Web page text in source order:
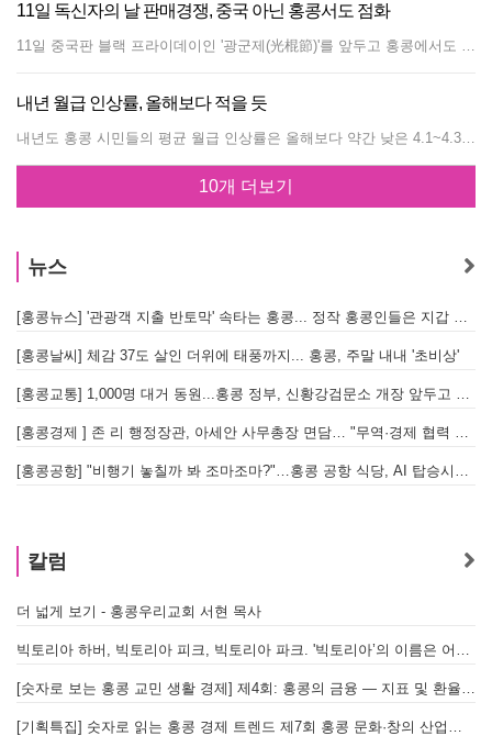
11일 독신자의 날 판매경쟁, 중국 아닌 홍콩서도 점화
11일 중국판 블랙 프라이데이인 '광군제(光棍節)'를 앞두고 홍콩에서도 업체들간 판매 경쟁이 속도를 내고 있다. 홍콩의 경제일간 신보(信報)의 8일 보도에 따르면 대형포털 사이트인 야후 홍콩은 자사 쇼핑몰에 이날 대만 브랜드 100개를 입점시켜 판매를 시작한다고 전날 밝혔다. 야후 대만홍콩 전자상거래(EC) 총괄인 재키 왕(王志仁) 부사장은 "홍콩과 대만은 문화도, EC에서 구매하는 상품도 비슷하다"면서 "홍콩 사용자 수익은 대만인의 2.4배이기 때문에 EC 성장성은 크다"고 지적했다. 또 내년에는 대만 시장에 홍콩 제품을 판매할 예정이라고 덧붙였다. 야후 홍콩은 배송비를 1kg 당 약 24 홍콩달러으로 책정했다. 홍콩-대만 간 거래를 늘려 시장 거래를 활성화시키겠다는 전략으로 풀이된다. 앞서 중국 스마트폰 제조업체 샤오미는 11일 홍콩에서 스마트폰을 '1 홍콩달러'에 판매하는 이벤트를 개최한다고 밝혔다. 샤오미는 4일 홍콩에서 '진격의 샤오미'라는 테마로 1 홍콩달러세일을 실시하고 최신 스마트폰 '훙미(紅米) NOTE 2'도 첫선을 보일 예정이라고 발표했다. 이에 따라 샤오미는 웨어러블 기기인 '미밴드(판매가격 99 홍콩달러)'나 샤오미 NOTE(판매가격 1400 홍콩달러)' 등을 이날 낮 12시부터 홍콩 공식 사이트를 통해 1 홍콩달러에 판매할 예정이다. 단, 수량은 미밴드가 60개, 훙미 NOTE 2가 10대, 샤오미 NOTE가 3대로 한정했다.
내년 월급 인상률, 올해보다 적을 듯
내년도 홍콩 시민들의 평균 월급 인상률은 올해보다 약간 낮은 4.1~4.3%대가 될 것으로 보인다. 건설 부문 노동자들이 평균 4.8~5.3%의 가장 높은 인상률을 적용받을 것으로 기대되며 침체를 겪고 있는 소매 경기 부문의 평균 월급은 3.5~3.9%대로 평균에 미치지 못할 것으로 예상했다. 홍콩 침례대학과 홍콩 인력관리 위원회가 지난 7월부터 9월까지 88개 회사 약 8만여 명의 근로자를 대상으로 조사한 결과 내년 평균 월급 인상률의 폭은 올해의 4.3~4.7%를 밑돌 것으로 예상했다. 기업들이 내년도 경기 전망에 대해 경계를 하는 상황이기 때문이다. 실업률과 인플레이션은 낮지만, 운영비는 낮아지지 않았다는 사실도 지적됐다. 또 “지난해까지는 회사들이 회사 실적을 기반으로 해서 직원들의 월급 인상률을 결정하는 것이 일반적이었지만 올해에는 그보다는 노동자 개개인의 실적에 기반을 두는 경향이 더 많이 보인다”고 인력관리 위원회 비올라 웡 부 간사는 말했다. 올해 건설 부문 대졸 신입자의 월평균 급여는 16,012달러이며 세일즈 부문의 대졸 신입 월급은 11,112달러로 조사됐다. 홍콩에 있는 중국 기업들의 월급 인상률은 상대적으로 좋아서 지난해 54개 중국 기업의 약 6만여 명 직원들은 평균 5.9~6.8%대로 인상된 월급을 받았었다. 올해 홍콩 주재 중국 기업들은 평균 5.8~6.6%대로 월급을 인상할 것으로 보인다.
10개 더보기
뉴스
[홍콩뉴스] '관광객 지출 반토막' 속타는 홍콩... 정작 홍콩인들은 지갑 들고 해외로?
[홍콩날씨] 체감 37도 살인 더위에 태풍까지... 홍콩, 주말 내내 '초비상'
[홍콩교통] 1,000명 대거 동원...홍콩 정부, 신황강검문소 개장 앞두고 실전 훈련 돌입
[홍콩경제 ] 존 리 행정장관, 아세안 사무총장 면담… "무역·경제 협력 한층 강화한다"
[홍콩공항] "비행기 놓칠까 봐 조마조마?"…홍콩 공항 식당, AI 탑승시간 계산해 메뉴 추천해 준다
칼럼
더 넓게 보기 - 홍콩우리교회 서현 목사
빅토리아 하버, 빅토리아 피크, 빅토리아 파크. '빅토리아’의 이름은 어떻게 온 걸까? - [이승권 원장의 생활칼럼]
[숫자로 보는 홍콩 교민 생활 경제] 제4회: 홍콩의 금융 — 지표 및 환율, MPF 운영 현황
[기획특집] 숫자로 읽는 홍콩 경제 트렌드 제7회 홍콩 문화·창의 산업의 구조와 분야별 동향